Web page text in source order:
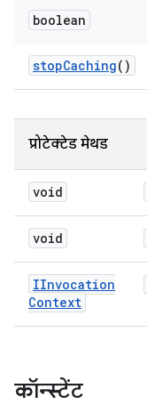
boolean
stopCaching()
प्रोटेक्टेड मेथड
void
void
IInvocation
Context
कॉन्स्टेंट